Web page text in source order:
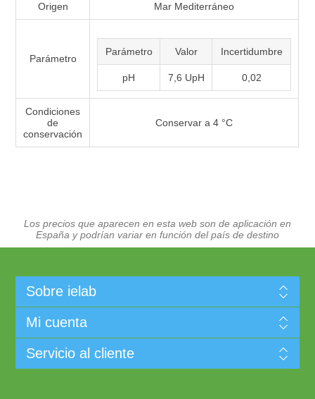
Origen Mar Mediterráneo
Parámetro
Parámetro Valor Incertidumbre
pH 7,6 UpH 0,02
Condiciones
de
conservación
Conservar a 4 °C
Los precios que aparecen en esta web son de aplicación en
España y podrían variar en función del país de destino
Sobre ielab
Mi cuenta
Servicio al cliente